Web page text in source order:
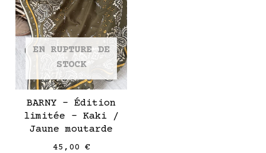
EN RUPTURE DE
STOCK
BARNY – Édition
limitée – Kaki /
Jaune moutarde
45,00 €
variantes.
Les
options
peuvent
être
choisies